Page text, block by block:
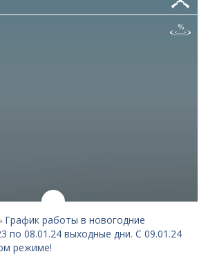
График работы в новогодние
по 08.01.24 выходные дни. С 09.01.24
режиме!